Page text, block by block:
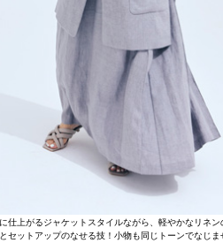
上がるジャケットスタイルながら、軽やかなリネ
ットアップのなせる技！小物も同じトーンでなじ